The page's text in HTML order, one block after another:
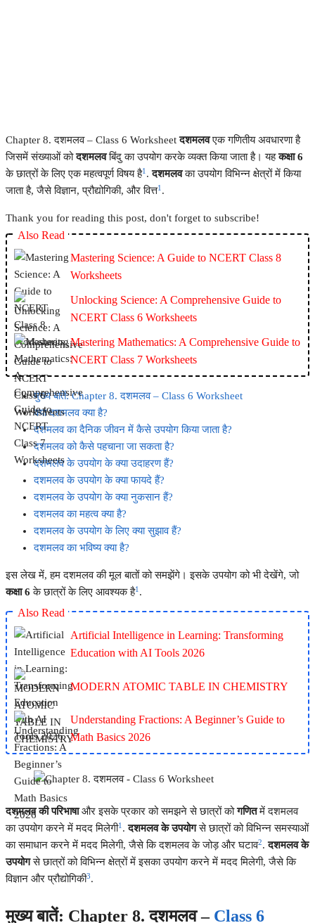
Chapter 8. दशमलव – Class 6 Worksheetदशमलवएक गणितीय अवधारणा है
जिसमें संख्याओं कोदशमलवबिंदु का उपयोग करके व्यक्त किया जाता है। यहकक्षा 6
के छात्रों के लिए एक महत्वपूर्ण विषय है1 .दशमलवका उपयोग विभिन्न क्षेत्रों में किया
जाता है, जैसे विज्ञान, प्रौद्योगिकी, और वित्त1 .
Thank you for reading this post, don't forget to subscribe!
Also Read
Mastering Science: A Guide to NCERT Class 8
Worksheets
Unlocking Science: A Comprehensive Guide to
NCERT Class 6 Worksheets
Mastering Mathematics: A Comprehensive Guide to
NCERT Class 7 Worksheets
मुख्य बातें: Chapter 8. दशमलव – Class 6 Worksheet
क्या दशमलव क्या है?
दशमलव का दैनिक जीवन में कैसे उपयोग किया जाता है?
दशमलव को कैसे पहचाना जा सकता है?
दशमलव के उपयोग के क्या उदाहरण हैं?
दशमलव के उपयोग के क्या फायदे हैं?
दशमलव के उपयोग के क्या नुकसान हैं?
दशमलव का महत्व क्या है?
दशमलव के उपयोग के लिए क्या सुझाव हैं?
दशमलव का भविष्य क्या है?
इस लेख में, हम दशमलव की मूल बातों को समझेंगे। इसके उपयोग को भी देखेंगे, जो
कक्षा 6 के छात्रों के लिए आवश्यक है1 .
Also Read
Artificial Intelligence in Learning: Transforming
Education with AI Tools 2026
MODERN ATOMIC TABLE IN CHEMISTRY
Understanding Fractions: A Beginner’s Guide to
Math Basics 2026
दशमलव की परिभाषाऔर इसके प्रकार को समझने से छात्रों कोगणितमें दशमलव
का उपयोग करने में मदद मिलेगी1 .दशमलव के उपयोगसे छात्रों को विभिन्न समस्याओं
का समाधान करने में मदद मिलेगी, जैसे कि दशमलव के जोड़ और घटाव2.दशमलव के
उपयोगसे छात्रों को विभिन्न क्षेत्रों में इसका उपयोग करने में मदद मिलेगी, जैसे कि
विज्ञान और प्रौद्योगिकी3.
मुख्य बातें: Chapter 8. दशमलव – Class 6